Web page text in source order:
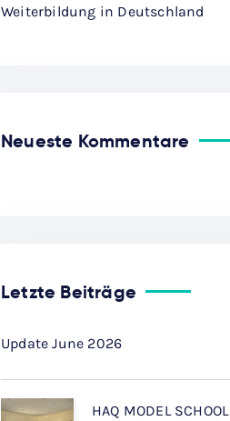
Weiterbildung in Deutschland
Neueste Kommentare
Letzte Beiträge
Update June 2026
HAQ MODEL SCHOOL